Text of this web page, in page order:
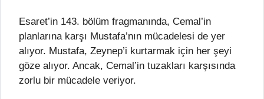
Esaret’in 143. bölüm fragmanında, Cemal’in
planlarına karşı Mustafa’nın mücadelesi de yer
alıyor. Mustafa, Zeynep’i kurtarmak için her şeyi
göze alıyor. Ancak, Cemal’in tuzakları karşısında
zorlu bir mücadele veriyor.